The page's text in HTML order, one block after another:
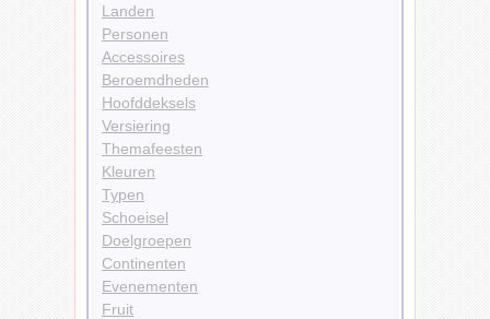
Landen
Personen
Accessoires
Beroemdheden
Hoofddeksels
Versiering
Themafeesten
Kleuren
Typen
Schoeisel
Doelgroepen
Continenten
Evenementen
Fruit